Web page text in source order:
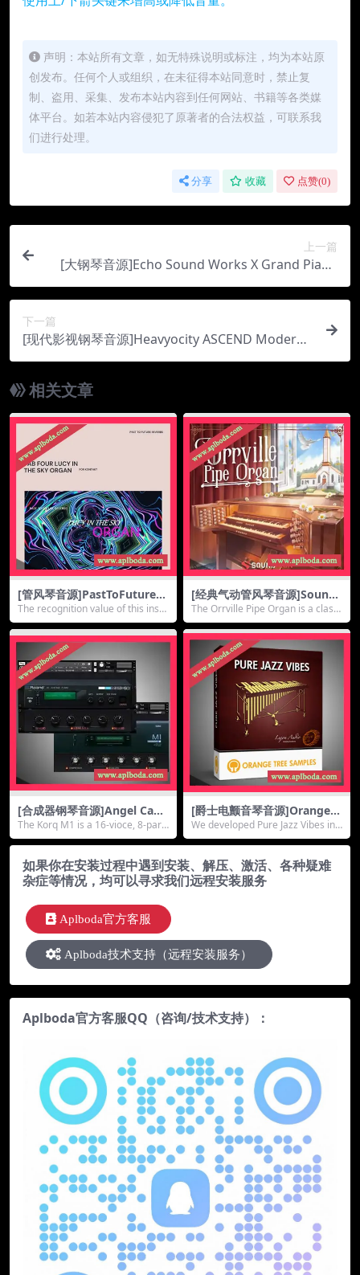
声明：本站所有文章，如无特殊说明或标注，均为本站原
创发布。任何个人或组织，在未征得本站同意时，禁止复
制、盗用、采集、发布本站内容到任何网站、书籍等各类媒
体平台。如若本站内容侵犯了原著者的合法权益，可联系我
们进行处理。
分享 收藏 点赞(0)
上一篇
[大钢琴音源]Echo Sound Works X Grand Piano
[KONTAKT]（995Mb）
下一篇
[现代影视钢琴音源]Heavyocity ASCEND Modern
Grand [KONTAKT]（485Mb）
相关文章
[管风琴音源]PastToFutureR
everbs Fab Four Lucy In Th
e Sky Organ For Kontakt
[KONTAKT]（92Mb）
The recognition value of this instr
ument...
[经典气动管风琴音源]Soundi
ron Orrville Pipe Organ [K
ONTAKT]（6.59Gb）
The Orrville Pipe Organ is a classi
c pne...
[合成器钢琴音源]Angel Cano
Korg M1 v1.1 [KONTAKT]
（6.57Gb）
The Korq M1 is a 16-vioce, 8-part
multit...
[爵士电颤音琴音源]Orange T
ree Samples Pure Jazz Vibe
s [KONTAKT]（2.61Gb）
We developed Pure Jazz Vibes in c
ollabor...
如果你在安装过程中遇到安装、解压、激活、各种疑难
杂症等情况，均可以寻求我们远程安装服务
Aplboda官方客服
Aplboda技术支持（远程安装服务）
Aplboda官方客服QQ（咨询/技术支持）：